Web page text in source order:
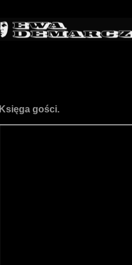
Księga gości.